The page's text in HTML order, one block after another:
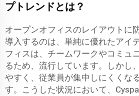
プトレンドとは？
オープンオフィスのレイアウトに
導入するのは、単純に優れたアイ
フィスは、チームワークやコミュ
るため、流行しています。しかし
やすく、従業員が集中しにくくな
す。こうした状況において、